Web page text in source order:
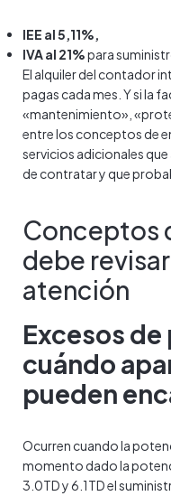
IEE al 5,11%,
IVA al 21%para
El alquiler del contador
pagas cada mes. Y si la
«mantenimiento»,
entre los conceptos de
servicios adicionales
de contratar y que
Conceptos
debe
atención
Excesos
cuándo
pueden
Ocurren cuando la
momento dado la
3.0TD y 6.1TD el